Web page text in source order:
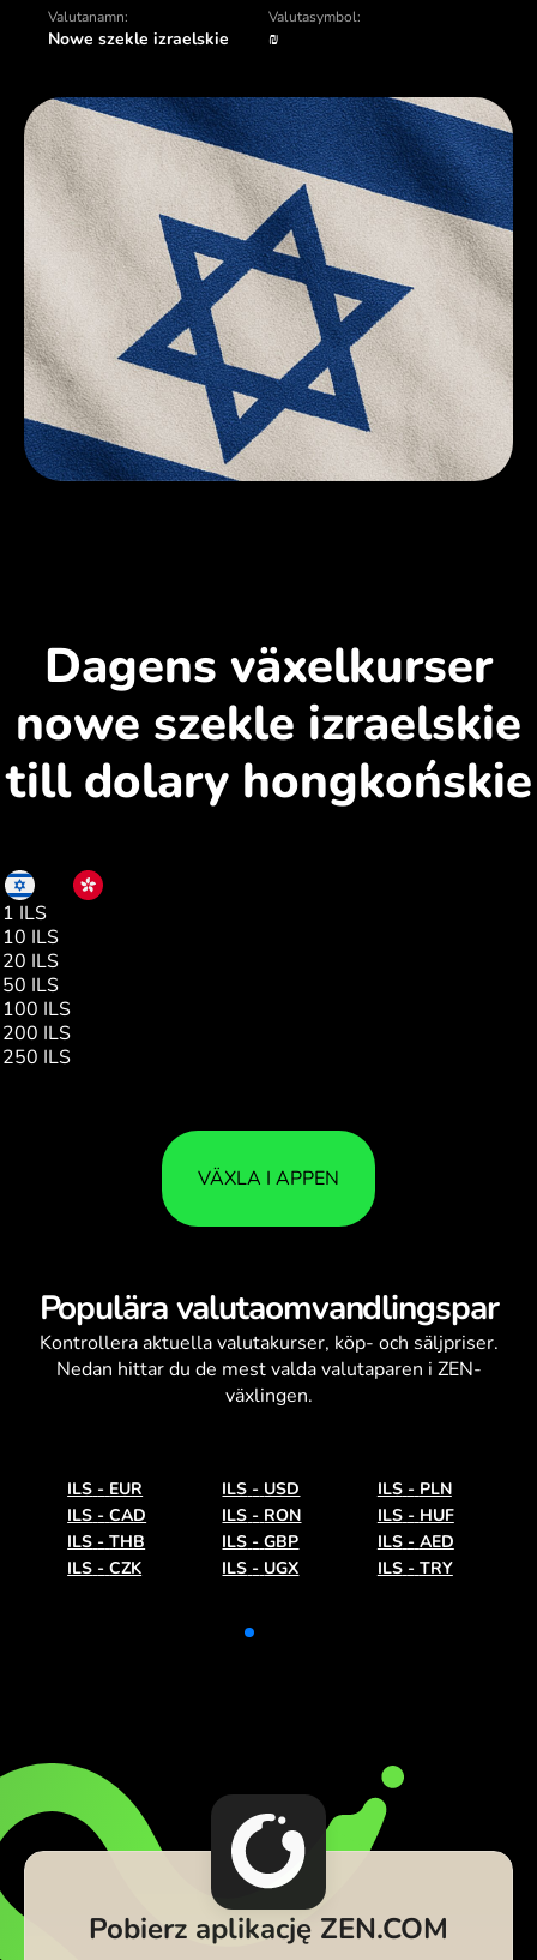
Valutanamn:
Nowe szekle izraelskie
Valutasymbol:
₪
Dagens växelkurser
nowe szekle izraelskie
till dolary hongkońskie
1 ILS
10 ILS
20 ILS
50 ILS
100 ILS
200 ILS
250 ILS
VÄXLA I APPEN
Populära valutaomvandlingspar
Kontrollera aktuellavalutakurser, köp- och säljpriser.
Nedan hittar du de mest valda valutaparen i ZEN-
växlingen.
ILS - EUR ILS - USD ILS - PLN
ILS - CAD ILS - RON ILS - HUF
ILS - THB ILS - GBP ILS - AED
ILS - CZK ILS - UGX ILS - TRY
Pobierz aplikację ZEN.COM